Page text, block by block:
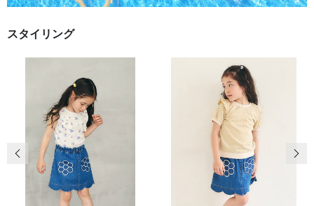
スタイリング
前の画像 次